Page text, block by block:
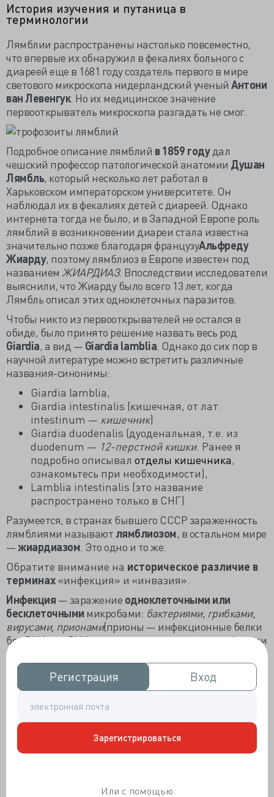
Регистрация
Регистрация Вход
Вход
Зарегистрироваться
Или с помощью
История изучения и путаница в
терминологии
Лямблии распространены настолько повсеместно,
что впервые их обнаружил в фекалиях больного с
диареей еще в 1681 году создатель первого в мире
светового микроскопа нидерландский ученый Антони
ван Левенгук. Но их медицинское значение
первооткрыватель микроскопа разгадать не смог.
Подробное описание лямблий в 1859 годудал
чешский профессор патологической анатомии Душан
Лямбль, который несколько лет работал в
Харьковском императорском университете. Он
наблюдал их в фекалиях детей с диареей. Однако
интернета тогда не было, и в Западной Европе роль
лямблий в возникновении диареи стала известна
значительно позже благодаря французуАльфреду
Жиарду, поэтому лямблиоз в Европе известен под
названием ЖИАРДИАЗ. Впоследствии исследователи
выяснили, что Жиарду было всего 13 лет, когда
Лямбль описал этих одноклеточных паразитов.
Чтобы никто из первооткрывателей не остался в
обиде, было принято решение назвать весь род
Giardia, а вид — Giardia lamblia . Однако до сих пор в
научной литературе можно встретить различные
названия-синонимы:
Giardia lamblia,
Giardia intestinalis (кишечная, от лат.
intestinum — кишечник)
Giardia duodenalis (дуоденальная, т.е. из
duodenum — 12-перстной кишки. Ранее я
подробно описывал отделы кишечника,
ознакомьтесь при необходимости),
Lamblia intestinalis (это название
распространено только в СНГ).
Разумеется, в странах бывшего СССР зараженность
лямблиями называют лямблиозом, в остальном мире
—жиардиазом . Это одно и то же.
Обратите внимание на историческое различие в
терминах«инфекция» и «инвазия».
Инфекция — заражение одноклеточными или
бесклеточными микробами: бактериями, грибками,
вирусами, прионами(прионы — инфекционные белки
без ДНК или РНК, вызывающие медленные инфекции
типа коровьего бешенства).
— заражениемногоклеточнымипаразитами
гельминтами, клещами
). В странах бывшего СССР к
(в том числе одноклеточными —
токсоплазмамии др.), именно так меня учили 15 лет
назад. В современных англоязычных пособиях и
русскоязычной Википедии заражение